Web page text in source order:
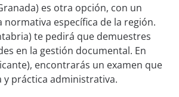
es otra opción, con un
normativa específica de la región.
te pedirá que demuestres
en la gestión documental. En
encontrarás un examen que
y práctica administrativa.